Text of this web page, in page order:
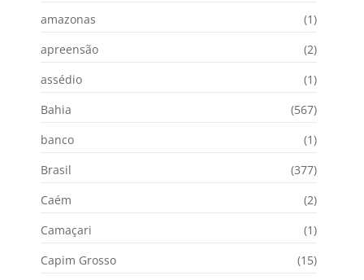
amazonas
(1)
apreensão
(2)
assédio
(1)
Bahia
(567)
banco
(1)
Brasil
(377)
Caém
(2)
Camaçari
(1)
Capim Grosso
(15)